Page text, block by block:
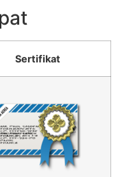
Sertifikat